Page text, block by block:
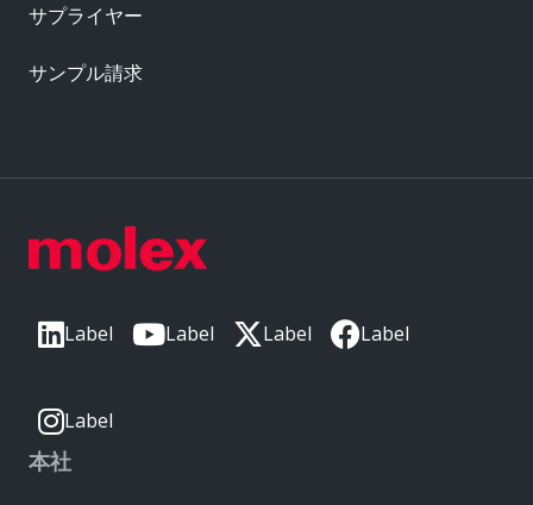
Label Label Label Label
Label
本社
サプライヤー
サンプル請求